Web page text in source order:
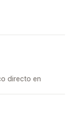
directo en